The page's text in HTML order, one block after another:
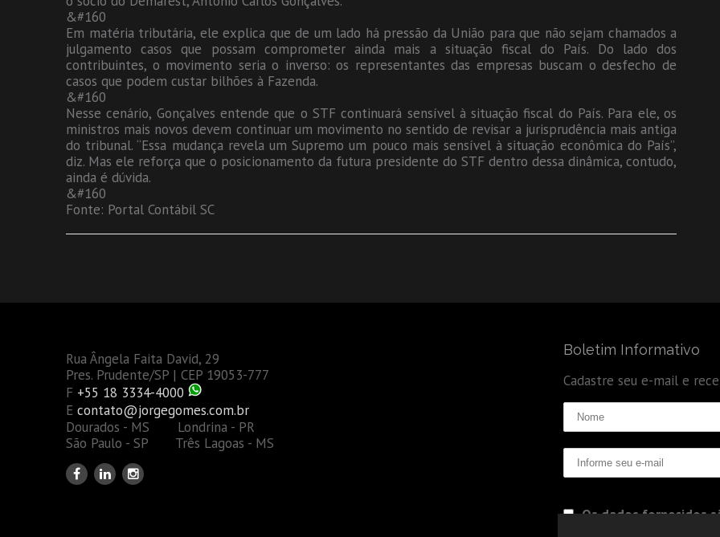
&#160
Em matéria tributária, ele explica que de um lado há pressão da União para que não sejam chamados a
julgamento casos que possam comprometer ainda mais a situação fiscal do País. Do lado dos
contribuintes, o movimento seria o inverso: os representantes das empresas buscam o desfecho de
casos que podem custar bilhões à Fazenda.
&#160
Nesse cenário, Gonçalves entende que o STF continuará sensível à situação fiscal do País. Para ele, os
ministros mais novos devem continuar um movimento no sentido de revisar a jurisprudência mais antiga
do tribunal. “Essa mudança revela um Supremo um pouco mais sensível à situação econômica do País”,
diz. Mas ele reforça que o posicionamento da futura presidente do STF dentro dessa dinâmica, contudo,
ainda é dúvida.
&#160
Fonte: Portal Contábil SC
Rua Ângela Faita David, 29
Pres. Prudente/SP | CEP 19053-777
F +55 18 3334-4000
E contato@jorgegomes.com.br
Dourados - MS Londrina - PR
São Paulo - SP Três Lagoas - MS
Boletim Informativo
Cadastre seu e-mail e
Os dados fornecidos